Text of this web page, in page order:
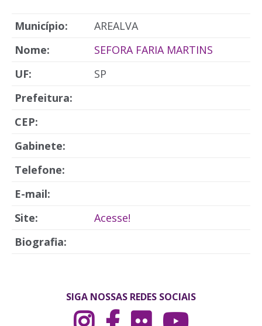
Município:
AREALVA
Nome:
SEFORA FARIA MARTINS
UF:
SP
Prefeitura:
CEP:
Gabinete:
Telefone:
E-mail:
Site:
Acesse!
Biografia:
SIGA NOSSAS REDES SOCIAIS